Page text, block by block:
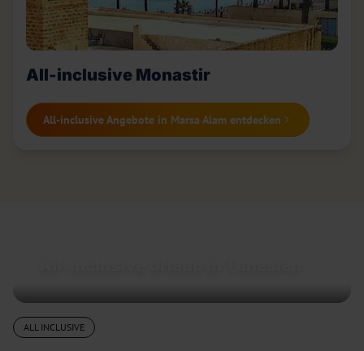
All-inclusive Monastir
All-inclusive Angebote in Marsa Alam entdecken
ALL INCLUSIVE